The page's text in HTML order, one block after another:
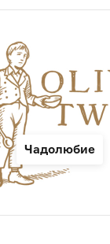
Чадолюбие